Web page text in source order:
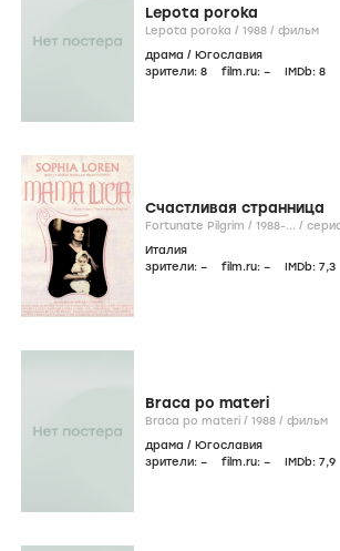
Lepota poroka
Lepota poroka / 1988 / фильм
драма / Югославия
зрители: 8 film.ru: – IMDb: 8
Счастливая странница
Fortunate Pilgrim / 1988-... /
Италия
зрители: – film.ru: – IMDb: 7,3
Braca po materi
Braca po materi / 1988 / фильм
драма / Югославия
зрители: – film.ru: – IMDb: 7,9